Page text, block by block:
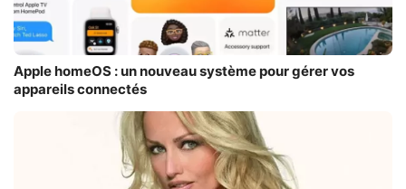
Apple homeOS : un nouveau système pour gérer vos
appareils connectés